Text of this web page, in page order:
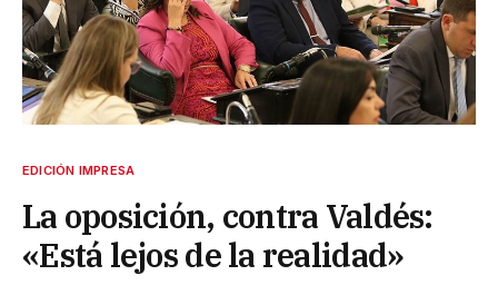
EDICIÓN IMPRESA
La oposición, contra Valdés:
«Está lejos de la realidad»